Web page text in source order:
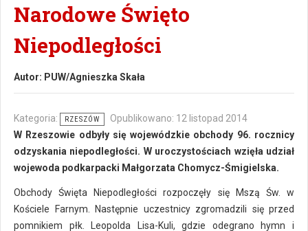
Narodowe Święto
Niepodległości
Autor: PUW/Agnieszka Skała
Kategoria: RZESZÓW
Opublikowano: 12 listopad 2014
W Rzeszowie odbyły się wojewódzkie obchody 96. rocznicy
odzyskania niepodległości. W uroczystościach wzięła udział
wojewoda podkarpacki Małgorzata Chomycz-Śmigielska.
Obchody Święta Niepodległości rozpoczęły się Mszą Św. w
Kościele Farnym. Następnie uczestnicy zgromadzili się przed
pomnikiem płk. Leopolda Lisa-Kuli, gdzie odegrano hymn i